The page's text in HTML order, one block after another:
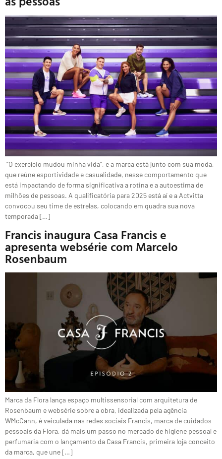
“O exercício mudou minha vida”, e a marca está junto com sua moda,
que reúne esportividade e casualidade, nesse comportamento que
está impactando de forma significativa a rotina e a autoestima de
milhões de pessoas. A qualificatória para 2025 está aí e a Actvitta
convocou seu time de estrelas, colocando em quadra sua nova
temporada […]
Francis inaugura Casa Francis e
apresenta websérie com Marcelo
Rosenbaum
Marca da Flora lança espaço multissensorial com arquitetura de
Rosenbaum e websérie sobre a obra, idealizada pela agência
WMcCann, é veiculada nas redes sociais Francis, marca de cuidados
pessoais da Flora, dá mais um passo no mercado de higiene pessoal e
perfumaria com o lançamento da Casa Francis, primeira loja conceito
da marca, que une […]